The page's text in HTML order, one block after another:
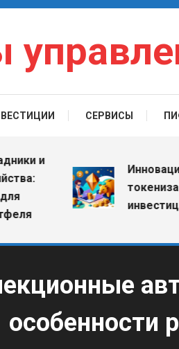
СЕРВИСЫ
и
токенизация
особенности